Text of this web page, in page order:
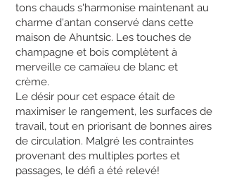
tons chauds s'harmonise maintenant au
charme d'antan conservé dans cette
maison de Ahuntsic. Les touches de
champagne et bois complètent à
merveille ce camaïeu de blanc et
crème.
Le désir pour cet espace était de
maximiser le rangement, les surfaces de
travail, tout en priorisant de bonnes aires
de circulation. Malgré les contraintes
provenant des multiples portes et
passages, le défi a été relevé!